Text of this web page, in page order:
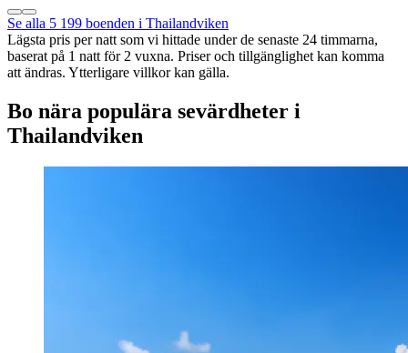
Se alla 5 199 boenden i Thailandviken
Lägsta pris per natt som vi hittade under de senaste 24 timmarna,
baserat på 1 natt för 2 vuxna. Priser och tillgänglighet kan komma
att ändras. Ytterligare villkor kan gälla.
Bo nära populära sevärdheter i
Thailandviken